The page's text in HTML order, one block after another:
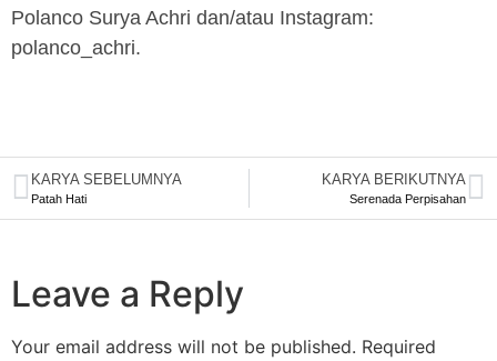
Polanco Surya Achri dan/atau Instagram:
polanco_achri.
KARYA SEBELUMNYA
Patah Hati
KARYA BERIKUTNYA
Serenada Perpisahan
Leave a Reply
Your email address will not be published. Required